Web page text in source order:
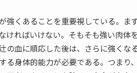
強くあることを重要視している。ま
ければいけない。そもそも強い肉体
の血に順応した後は、さらに強くな
る身体的能力が必要である。つまり